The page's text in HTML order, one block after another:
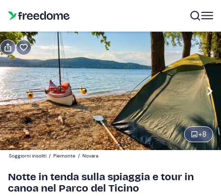
+8
Prenota Regala
Navigate
forward
to
interact
with
the
calendar
and
select
Modifica
17:00 Modifica
Partecipanti
185 €
1
Soggiorni insoliti / Piemonte / Novara
Notte in tenda sulla spiaggia e tour in
canoa nel Parco del Ticino